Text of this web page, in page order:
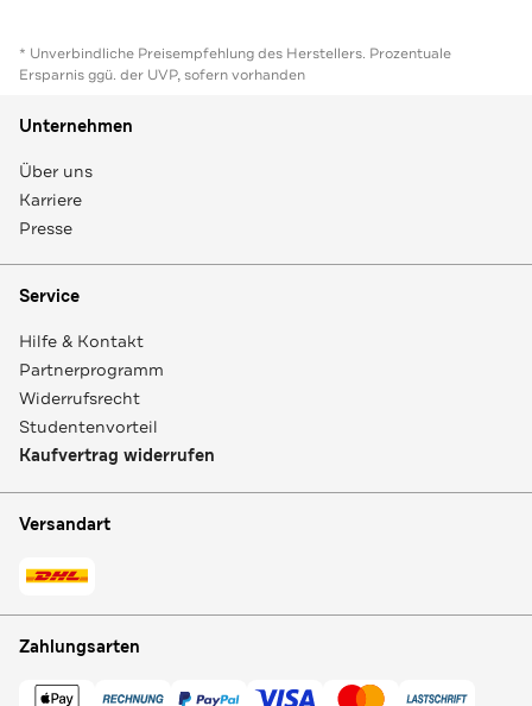
* Unverbindliche Preisempfehlung des Herstellers. Prozentuale
Ersparnis ggü. der UVP, sofern vorhanden
Unternehmen
Über uns
Karriere
Presse
Service
Hilfe & Kontakt
Partnerprogramm
Widerrufsrecht
Studentenvorteil
Kaufvertrag widerrufen
Versandart
Zahlungsarten